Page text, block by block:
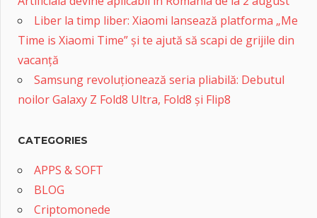
Liber la timp liber: Xiaomi lansează platforma „Me
Time is Xiaomi Time” și te ajută să scapi de grijile din
vacanță
Samsung revoluționează seria pliabilă: Debutul
noilor Galaxy Z Fold8 Ultra, Fold8 și Flip8
CATEGORIES
APPS & SOFT
BLOG
Criptomonede